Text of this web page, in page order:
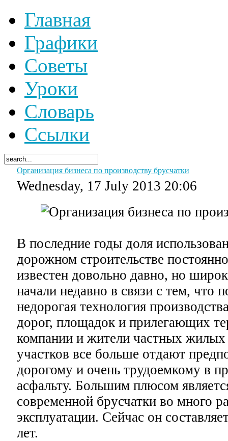
Главная
Графики
Советы
Уроки
Словарь
Ссылки
Организация бизнеса по производству брусчатки
Wednesday, 17 July 2013 20:06
В последние годы доля
дорожном строительстве
известен довольно давно, но
начали недавно в связи с тем, что
недорогая технология
дорог, площадок и прилегающих
компании и жители частных
участков все больше отдают
дорогому и очень трудоемкому в
асфальту. Большим плюсом
современной брусчатки во много
эксплуатации. Сейчас он
лет.